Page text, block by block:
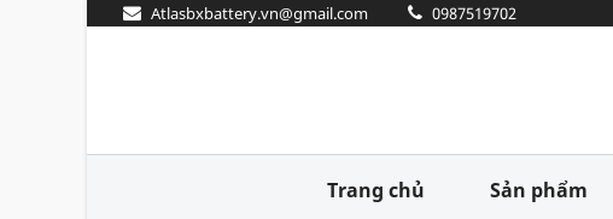
Atlasbxbattery.vn@gmail.com 0987519702
Trang chủ Sản phẩm